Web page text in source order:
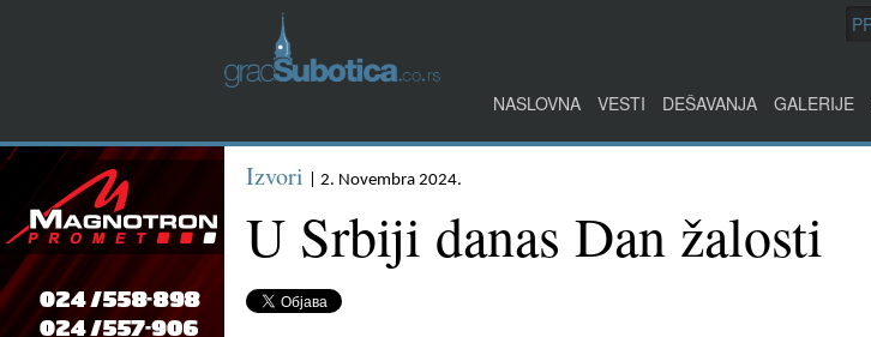
NASLOVNA VESTI DEŠAVANJA GALERIJE
Izvori | 2. Novembra 2024.
U Srbiji danas Dan žalosti